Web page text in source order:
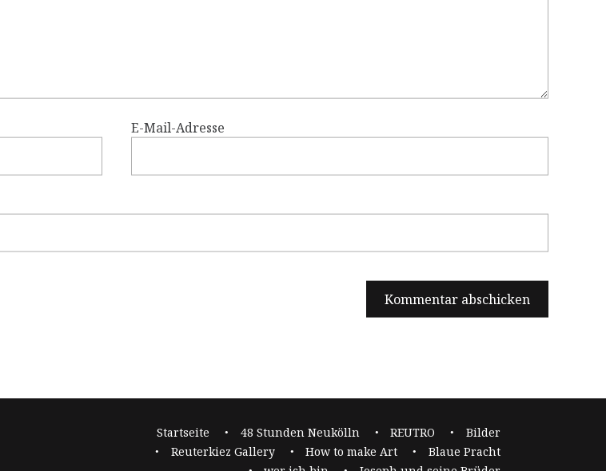
E-Mail-Adresse
Startseite 48 Stunden Neukölln REUTRO
Bilder
Reuterkiez Gallery
How to make Art
Blaue Pracht